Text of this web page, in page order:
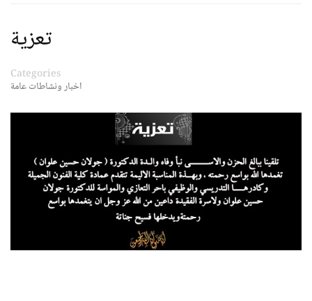
تعزية
Categories
اخبار ونشاطات عامة